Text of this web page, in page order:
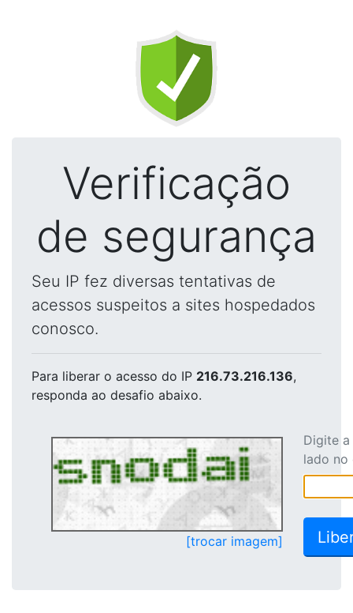
Verificação
de segurança
Seu IP fez diversas tentativas de
acessos suspeitos a sites hospedados
conosco.
Para liberar o acesso do IP 216.73.216.136,
responda ao desafio abaixo.
[trocar imagem]
Digite
lado no